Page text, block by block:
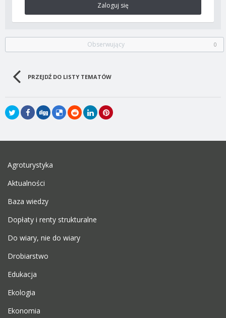
Zaloguj się
Obserwujący 0
PRZEJDŹ DO LISTY TEMATÓW
Agroturystyka
Aktualności
Baza wiedzy
Dopłaty i renty strukturalne
Do wiary, nie do wiary
Drobiarstwo
Edukacja
Ekologia
Ekonomia